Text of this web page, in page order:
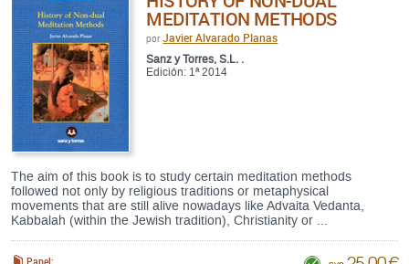
MEDITATION METHODS
porJavier Alvarado Planas
Sanz y Torres, S.L. .
Edición: 1ª 2014
The aim of this book is to study certain meditation methods
followed not only by religious traditions or metaphysical
movements that are still alive nowadays like Advaita Vedanta,
Kabbalah (within the Jewish tradition), Christianity or ...
Papel: